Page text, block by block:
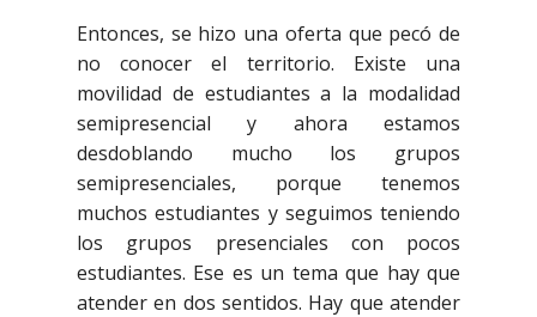
Entonces, se hizo una oferta que pecó de
no conocer el territorio. Existe una
movilidad de estudiantes a la modalidad
semipresencial y ahora estamos
desdoblando mucho los grupos
semipresenciales, porque tenemos
muchos estudiantes y seguimos teniendo
los grupos presenciales con pocos
estudiantes. Ese es un tema que hay que
atender en dos sentidos. Hay que atender